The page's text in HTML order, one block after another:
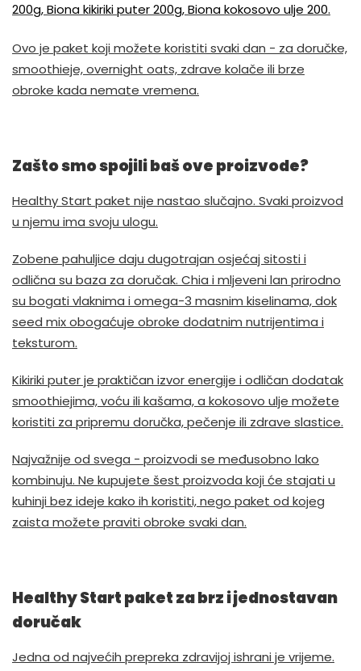
200g,Biona kikiriki puter 200g,Biona kokosovo ulje 200.
Ovo je paket koji možete koristiti svaki dan - za doručke,
smoothieje, overnight oats, zdrave kolače ili brze
obroke kada nemate vremena.
Zašto smo spojili baš ove proizvode?
Healthy Start paket nije nastao slučajno. Svaki proizvod
u njemu ima svoju ulogu.
Zobene pahuljice daju dugotrajan osjećaj sitosti i
odlična su baza za doručak. Chia i mljeveni lan prirodno
su bogati vlaknima i omega-3 masnim kiselinama, dok
seed mix obogaćuje obroke dodatnim nutrijentima i
teksturom.
Kikiriki puter je praktičan izvor energije i odličan dodatak
smoothiejima, voću ili kašama, a kokosovo ulje možete
koristiti za pripremu doručka, pečenje ili zdrave slastice.
Najvažnije od svega - proizvodi se međusobno lako
kombinuju. Ne kupujete šest proizvoda koji će stajati u
kuhinji bez ideje kako ih koristiti, nego paket od kojeg
zaista možete praviti obroke svaki dan.
Healthy Start paket za brz i jednostavan
doručak
Jedna od najvećih prepreka zdravijoj ishrani je vrijeme.